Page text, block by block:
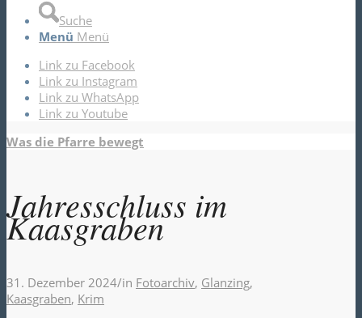
Suche
Menü Menü
Link zu Facebook
Link zu Instagram
Link zu WhatsApp
Link zu Youtube
Was die Pfarre bewegt
Jahresschluss im
Kaasgraben
31. Dezember 2024/in Fotoarchiv, Glanzing,
Kaasgraben, Krim